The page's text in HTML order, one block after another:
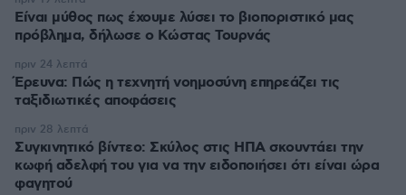
Είναι μύθος πως έχουμε λύσει το βιοποριστικό μας
πρόβλημα, δήλωσε ο Κώστας Τουρνάς
Έρευνα: Πώς η τεχνητή νοημοσύνη επηρεάζει τις
ταξιδιωτικές αποφάσεις
πριν 24 λεπτά
Συγκινητικό βίντεο: Σκύλος στις ΗΠΑ σκουντάει την
κωφή αδελφή του για να την ειδοποιήσει ότι είναι ώρα
φαγητού
πριν 28 λεπτά